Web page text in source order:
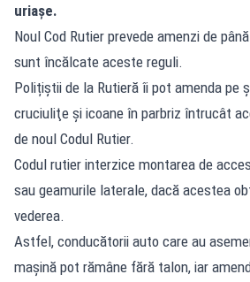
uriașe.
Noul Cod Rutier prevede amenzi de
sunt încălcate aceste reguli.
Polițiștii de la Rutieră îi pot amenda pe
cruciuliţe și icoane în parbriz întrucât
de noul Codul Rutier.
Codul rutier interzice montarea de
sau geamurile laterale, dacă acestea
vederea.
Astfel, conducătorii auto care au
mașină pot rămâne fără talon, iar